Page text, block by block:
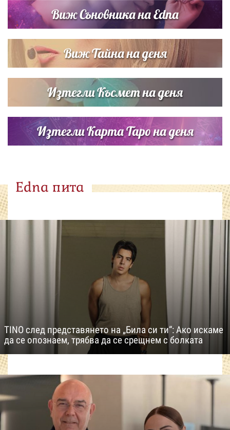
Виж Съновника на Edna
Виж Тайна на деня
Изтегли Късмет на деня
Изтегли Карта Таро на деня
Edna пита
TINO след представянето на „Била си ти“: Ако искаме
да се опознаем, трябва да се срещнем с болката